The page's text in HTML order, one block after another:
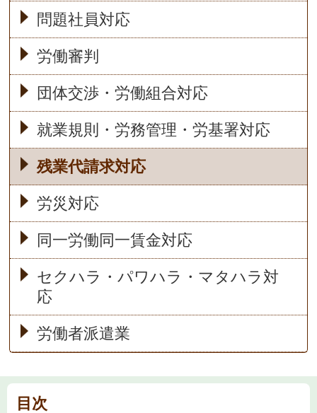
問題社員対応
労働審判
団体交渉・労働組合対応
就業規則・労務管理・労基署対応
残業代請求対応
労災対応
同一労働同一賃金対応
セクハラ・パワハラ・マタハラ対
応
労働者派遣業
目次